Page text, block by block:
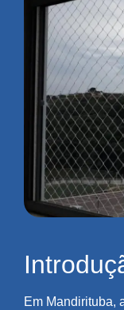
Em Mandirituba,